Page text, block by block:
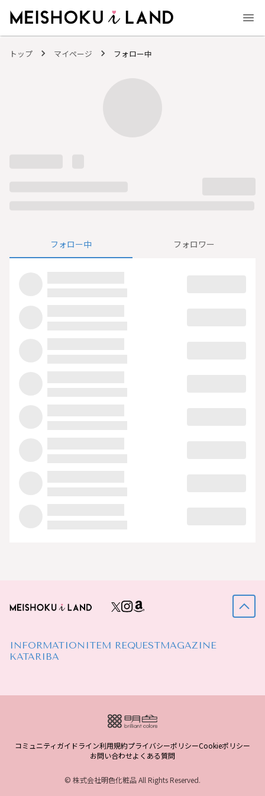
トップ マイページ フォロー中
フォロー中 フォロワー
INFORMATION ITEM REQUESTMAGAZINE
KATARIBA
コミュニティガイドライン利用規約プライバシーポリシーCookieポリシー
お問い合わせよくある質問
© 株式会社明色化粧品 All Rights Reserved.